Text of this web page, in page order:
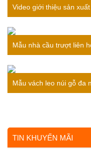
Video giới thiệu sản
bé
Mẫu nhà cầu trượt liên
Mẫu vách leo núi gỗ đa
TIN KHUYẾN MÃI